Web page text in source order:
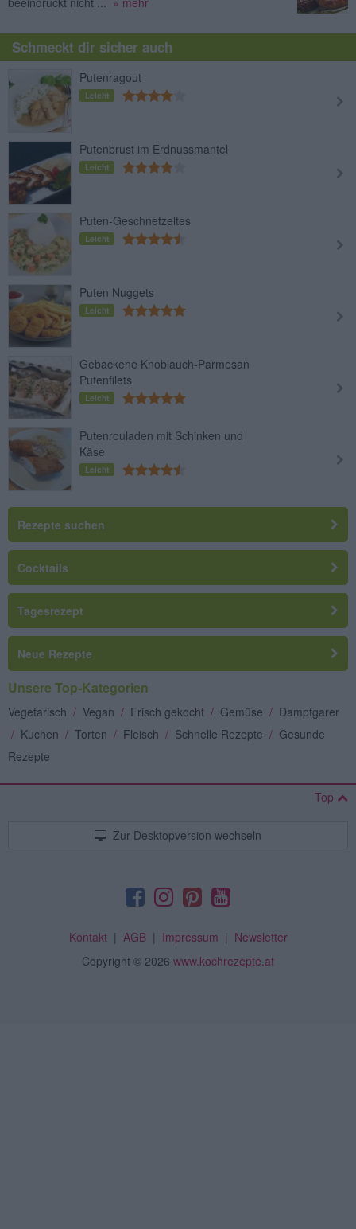
Schmeckt dir sicher auch
Putenragout
Leicht
Putenbrust im Erdnussmantel
Leicht
Puten-Geschnetzeltes
Leicht
Puten Nuggets
Leicht
Gebackene Knoblauch-Parmesan
Putenfilets
Leicht
Putenrouladen mit Schinken und
Käse
Leicht
Rezepte suchen
Cocktails
Tagesrezept
Neue Rezepte
Unsere Top-Kategorien
Vegetarisch / Vegan / Frisch gekocht / Gemüse / Dampfgarer
/ Kuchen / Torten / Fleisch / Schnelle Rezepte / Gesunde
Rezepte
Top
Zur Desktopversion wechseln
Kontakt| AGB| Impressum | Newsletter
Copyright © 2026 www.kochrezepte.at